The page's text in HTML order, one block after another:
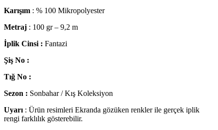
Karışım : % 100 Mikropolyester
Metraj : 100 gr – 9,2 m
İplik Cinsi : Fantazi
Şiş No :
Tığ No :
Sezon : Sonbahar / Kış Koleksiyon
Uyarı : Ürün resimleri Ekranda gözüken renkler ile gerçek iplik
rengi farklılık gösterebilir.